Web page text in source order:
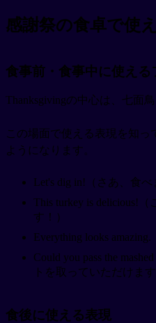
感謝祭の食卓で使
食事前・食事中に使える
Thanksgivingの中心は、七面
この場面で使える表現を知
ようになります。
Let's dig in!（さあ、食べ
This turkey is delicious!
す！）
Everything looks
Could you pass the
トを取っていただけます
食後に使える表現